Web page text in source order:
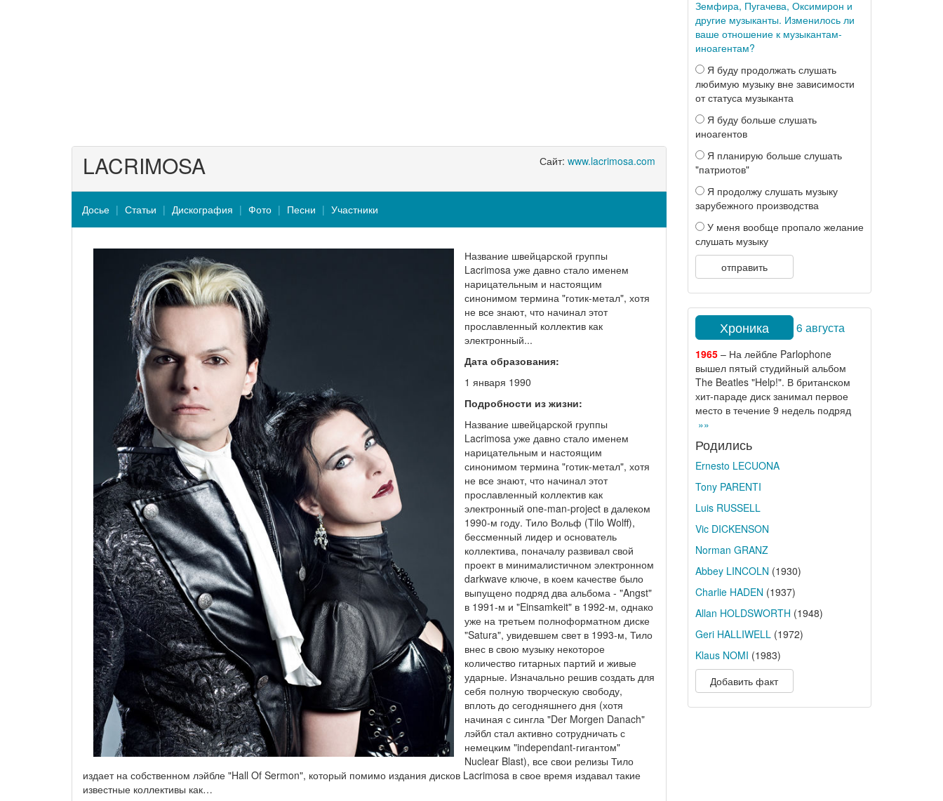
Сайт: www.lacrimosa.com
LACRIMOSA
Досье Статьи Дискография Фото Песни Участники
Название швейцарской группы
Lacrimosa уже давно стало именем
нарицательным и настоящим
синонимом термина "готик-метал", хотя
не все знают, что начинал этот
прославленный коллектив как
электронный...
Дата образования:
1 января 1990
Подробности из жизни:
Название швейцарской группы
Lacrimosa уже давно стало именем
нарицательным и настоящим
синонимом термина "готик-метал", хотя
не все знают, что начинал этот
прославленный коллектив как
электронный one-man-project в далеком
1990-м году. Тило Вольф (Tilo Wolff),
бессменный лидер и основатель
коллектива, поначалу развивал свой
проект в минималистичном электронном
darkwave ключе, в коем качестве было
выпущено подряд два альбома - "Angst"
в 1991-м и "Einsamkeit" в 1992-м, однако
уже на третьем полноформатном диске
"Satura", увидевшем свет в 1993-м, Тило
внес в свою музыку некоторое
количество гитарных партий и живые
ударные. Изначально решив создать для
себя полную творческую свободу,
вплоть до сегодняшнего дня (хотя
начиная с сингла "Der Morgen Danach"
лэйбл стал активно сотрудничать с
немецким "independant-гигантом"
Nuclear Blast), все свои релизы Тило
издает на собственном лэйбле "Hall Of Sermon", который помимо издания дисков Lacrimosa в свое время издавал такие
известные коллективы как…
Земфира, Пугачева, Оксимирон и
другие музыканты. Изменилось ли
ваше отношение к музыкантам-
иноагентам?
Я буду продолжать слушать
любимую музыку вне зависимости
от статуса музыканта
Я буду больше слушать
иноагентов
Я планирую больше слушать
"патриотов"
Я продолжу слушать музыку
зарубежного производства
У меня вообще пропало желание
слушать музыку
отправить
Хроника 6 августа
1965– На лейбле Parlophone
вышел пятый студийный альбом
The Beatles "Help!". В британском
хит-параде диск занимал первое
место в течение 9 недель подряд
»»
Родились
Ernesto LECUONA
Tony PARENTI
Luis RUSSELL
Vic DICKENSON
Norman GRANZ
Abbey LINCOLN (1930)
Charlie HADEN (1937)
Allan HOLDSWORTH (1948)
Geri HALLIWELL(1972)
Klaus NOMI (1983)
Добавить факт